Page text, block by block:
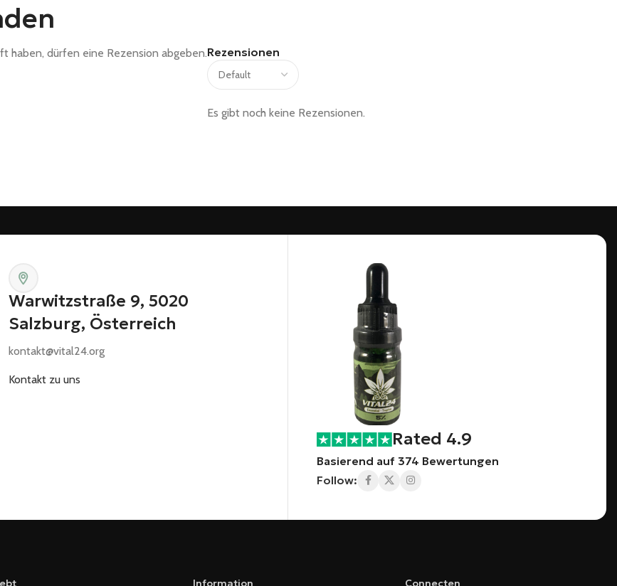
Rezensionen
Es gibt noch keine Rezensionen.
haben, dürfen eine Rezension abgeben.
Warwitzstraße 9, 5020
Salzburg, Österreich
kontakt@vital24.org
Kontakt zu uns
Rated 4.9
Basierend auf 374 Bewertungen
Follow:
Information Connecten